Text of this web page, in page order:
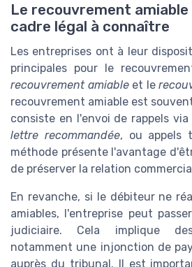
Le recouvrement
cadre légal à connaître
Les entreprises ont à leur
principales pour le
recouvrement amiableet le
recouvrement amiable est
consiste en l'envoi de rappels via
lettre recommandée, ou appels
méthode présente l'avantage
de préserver la relation
En revanche, si le débiteur ne
amiables, l'entreprise peut
judiciaire. Cela implique
notamment une injonction de
auprès du tribunal. Il est